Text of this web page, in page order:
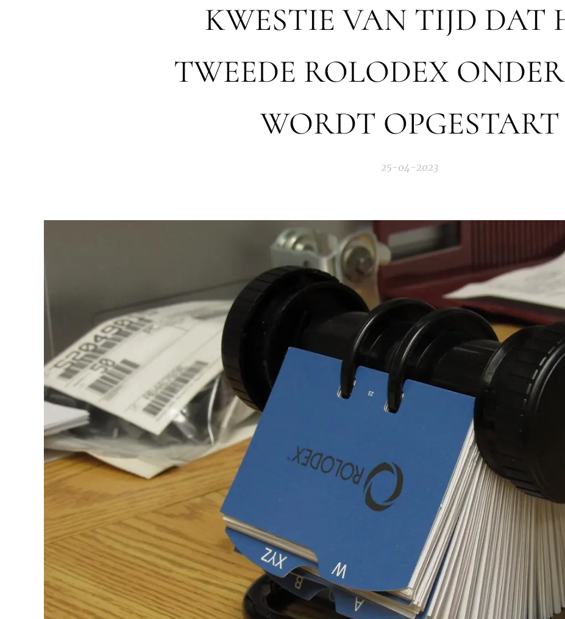
KWESTIE VAN TIJD DAT
TWEEDE ROLODEX
WORDT OPGESTART
25-04-2023